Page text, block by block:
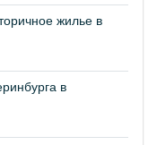
жилье в
в